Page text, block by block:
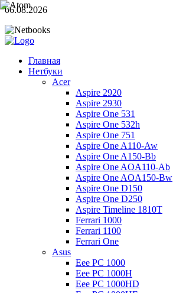
06.08.2026
Главная
Нетбуки
Acer
Aspire 2920
Aspire 2930
Aspire One 531
Aspire One 532h
Aspire One 751
Aspire One A110-Aw
Aspire One A150-Bb
Aspire One AOA110-Ab
Aspire One AOA150-Bw
Aspire One D150
Aspire One D250
Aspire Timeline 1810T
Ferrari 1000
Ferrari 1100
Ferrari One
Asus
Eee PC 1000
Eee PC 1000H
Eee PC 1000HD